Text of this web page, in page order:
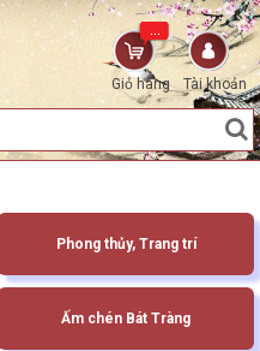
Tài khoản
Giỏ hàng
...
Phong thủy, Trang trí
Ấm chén Bát Tràng